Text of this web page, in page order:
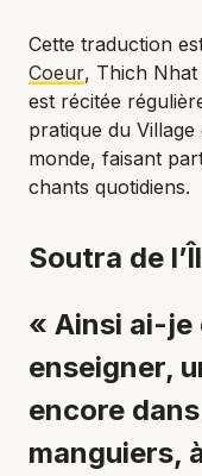
Cette traduction
Coeur, Thich Nhat
est récitée
pratique du
monde, faisant
chants quotidiens.
Soutra de
« Ainsi ai-je
enseigner,
encore
manguiers,